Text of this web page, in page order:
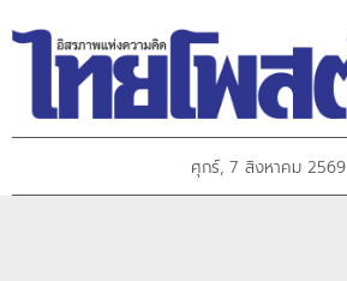
ศุกร์, 7 สิงหาคม 2569